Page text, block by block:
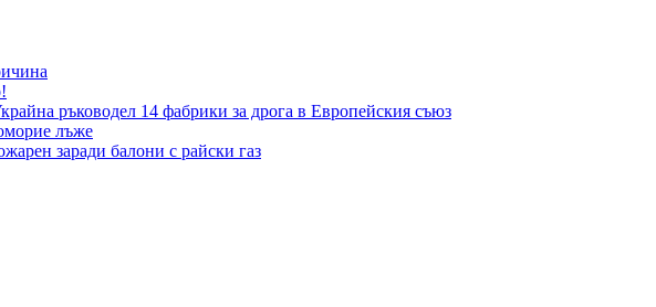
ръководел 14 фабрики за дрога в Европейския съюз
лъже
заради балони с райски газ